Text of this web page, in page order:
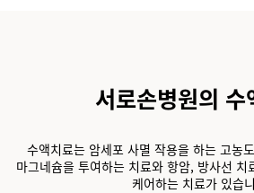
서로손병원의 수
수액치료는 암세포 사멸 작용을 하는 고농
마그네슘을 투여하는 치료와 항암, 방사선 치
케어하는 치료가 있습